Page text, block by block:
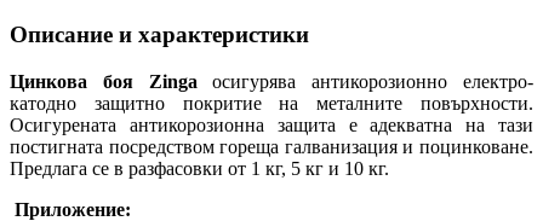
Описание и характеристики
Цинкова боя Zinga
осигурява антикорозионно електро-
катодно защитно покритие на металните повърхности.
Осигурената антикорозионна защита е адекватна на тази
постигната посредством гореща галванизация и поцинковане.
Предлага се в разфасовки от 1 кг, 5 кг и 10 кг.
Приложение: